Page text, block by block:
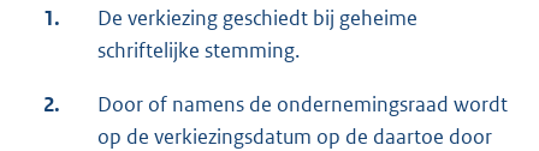
1.
De verkiezing geschiedt bij geheime
schriftelijke stemming.
2.
Door of namens de ondernemingsraad wordt
op de verkiezingsdatum op de daartoe door